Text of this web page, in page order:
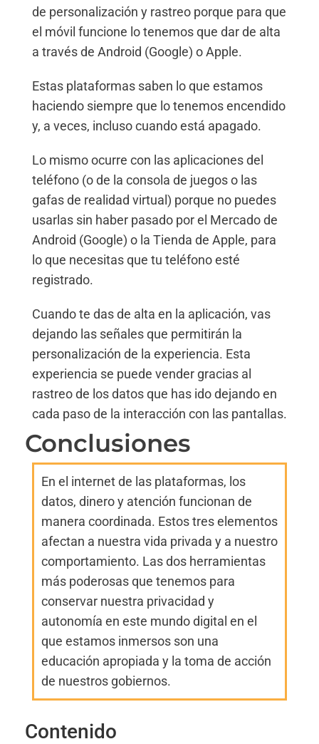
de personalización y rastreo porque para que
el móvil funcione lo tenemos que dar de alta
a través de Android (Google) o Apple.
Estas plataformas saben lo que estamos
haciendo siempre que lo tenemos encendido
y, a veces, incluso cuando está apagado.
Lo mismo ocurre con las aplicaciones del
teléfono (o de la consola de juegos o las
gafas de realidad virtual) porque no puedes
usarlas sin haber pasado por el Mercado de
Android (Google) o la Tienda de Apple, para
lo que necesitas que tu teléfono esté
registrado.
Cuando te das de alta en la aplicación, vas
dejando las señales que permitirán la
personalización de la experiencia. Esta
experiencia se puede vender gracias al
rastreo de los datos que has ido dejando en
cada paso de la interacción con las pantallas.
Conclusiones
En el internet de las plataformas, los
datos, dinero y atención funcionan de
manera coordinada. Estos tres elementos
afectan a nuestra vida privada y a nuestro
comportamiento. Las dos herramientas
más poderosas que tenemos para
conservar nuestra privacidad y
autonomía en este mundo digital en el
que estamos inmersos son una
educación apropiada y la toma de acción
de nuestros gobiernos.
Contenido